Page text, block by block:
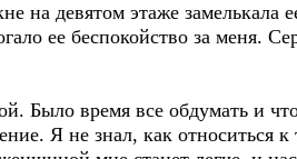
на девятом этаже замелькала
ее беспокойство за меня.
Было время все обдумать и
Я не знал, как относиться